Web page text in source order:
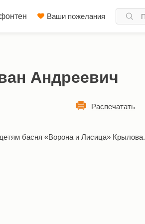
Ваши пожелания
Андреевич
Распечатать
басня «Ворона и Лисица» Крылова.